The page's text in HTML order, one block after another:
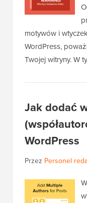
motywów i
WordPress,
Twojej witryny. W
Jak dodać
WordPress
Przez Personel